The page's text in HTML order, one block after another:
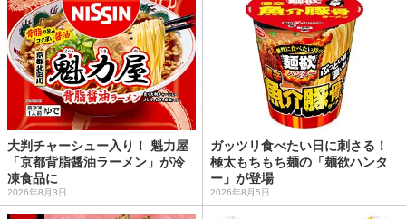
大判チャーシュー入り！ 魁力屋
「京都背脂醤油ラーメン」が冷
凍食品に
2026年8月3日
ガッツリ食べたい日に刺さる！
極太もちもち麺の「麺欲ハンタ
ー」が登場
2026年8月5日